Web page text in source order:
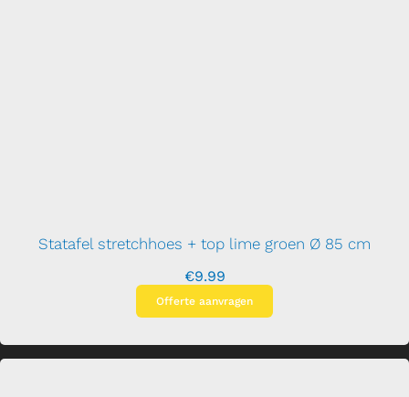
Statafel stretchhoes + top lime groen Ø 85 cm
€9.99
Offerte aanvragen